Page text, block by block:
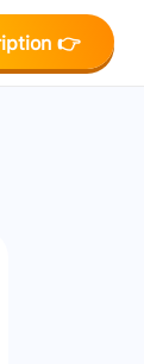
👉